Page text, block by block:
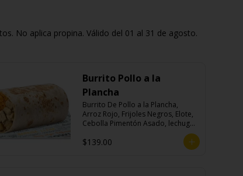
No aplica propina. Válido del 01 al 31 de agosto.
Burrito Pollo a la
Plancha
Burrito De Pollo a la Plancha,
Arroz Rojo, Frijoles Negros, Elote,
Cebolla Pimentón Asado, lechuga,
Crema Ácida.
$139.00